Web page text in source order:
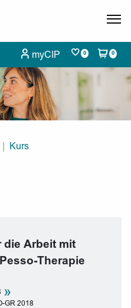
myCIP 0 0
Current:
Kurs
die Arbeit mit
Therapie
»
GR 2018